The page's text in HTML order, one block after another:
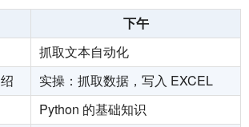
下午
抓取文本自动化
实操：抓取数据，写入 EXCEL
Python 的基础知识